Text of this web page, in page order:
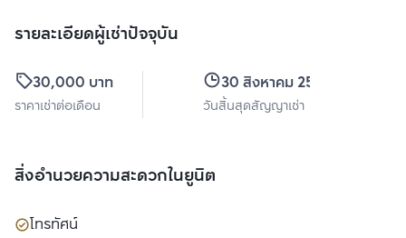
รายละเอียดผู้เช่าปัจจุบัน
30,000 บาท
ราคาเช่าต่อเดือน
30 สิงหาคม 2569
วันสิ้นสุดสัญญาเช่า
สิ่งอำนวยความสะดวกในยูนิต
โทรทัศน์